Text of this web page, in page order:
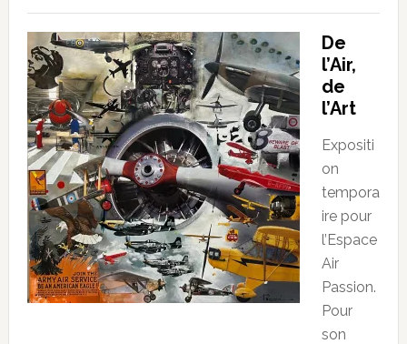
De
l’Air,
de
l’Art
Expositi
on
tempora
ire pour
l’Espace
Air
Passion.
Pour
son